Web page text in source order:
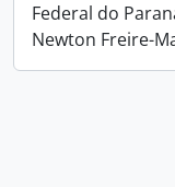
Federal do
Newton Freire-